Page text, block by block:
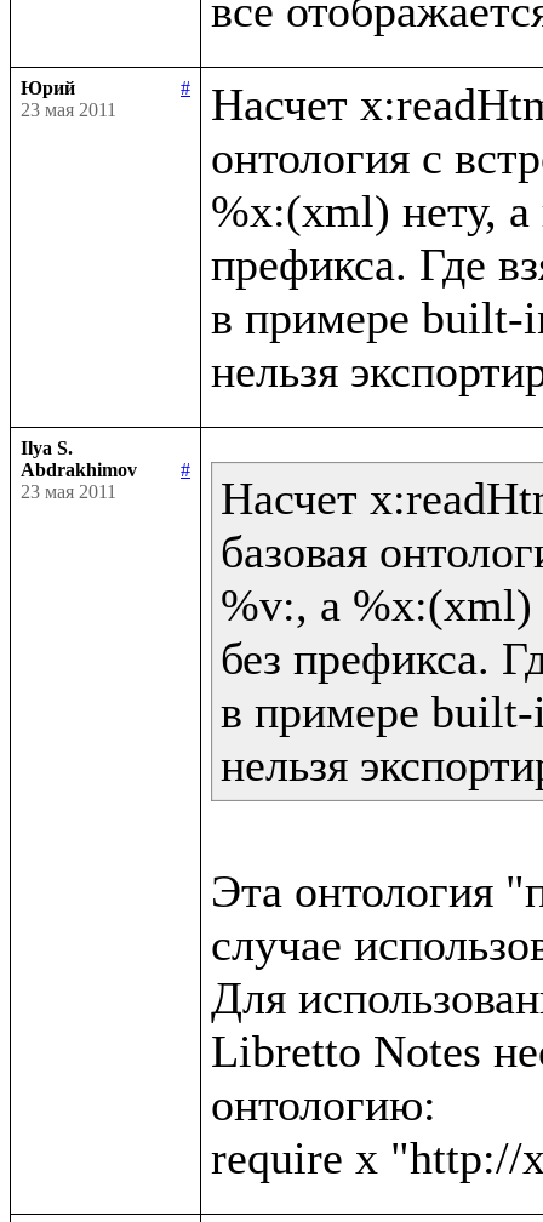
Юрий
#
23 мая 2011
Насчет
онтология с
%x:(xml) нету, а
префикса. Где
в примере built-
Ilya S.
Abdrakhimov
#
23 мая 2011
Насчет
базовая
%v:, а %x:(xml)
без префикса.
в примере built-
нельзя
Эта онтология
случае
Для
Libretto Notes
онтологию: